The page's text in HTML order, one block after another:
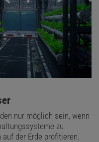
nur möglich sein, wenn
zu
der Erde profitieren.